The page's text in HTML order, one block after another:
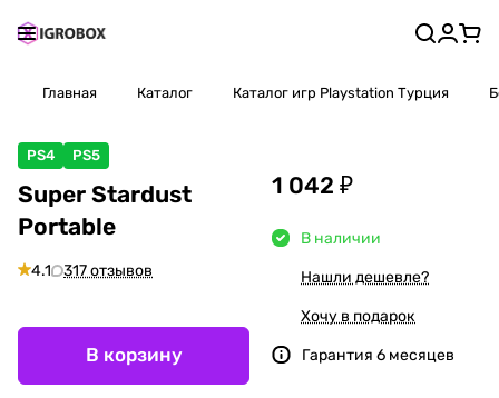
Главная Каталог Каталог игр Playstation Турция
PS4 PS5
Super Stardust
Portable
4.1 317 отзывов
В корзину
1 042 ₽
В наличии
Нашли дешевле?
Хочу в подарок
Гарантия 6 месяцев